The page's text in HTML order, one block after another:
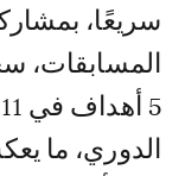
الدوري، ما